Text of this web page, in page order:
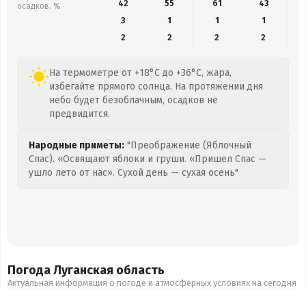
осадков, %
42
55 61
43
3
1 1
1
2
2 2 2
На термометре от +18°C до +36°C, жара,
избегайте прямого солнца. На протяжении дня
небо будет безоблачным, осадков не
предвидится.
Народные приметы: "Преображение (Яблочный
Спас). «Освящают яблоки и груши. «Пришел Спас —
ушло лето от нас». Сухой день — сухая осень"
Погода Луганская область
Актуальная информация о погоде и атмосферных условиях на сегодня